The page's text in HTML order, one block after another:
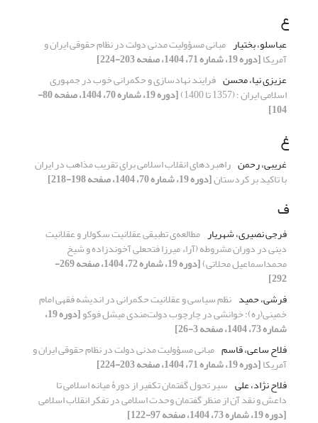
ع
عباسلو، بختیار مبانی مسؤولیت مدنی دولت در نظام حقوقی ایران و
آمریکا[دوره 19، شماره 71، 1404، صفحه 203-224]
عزیزی نیا، محسن فرایند نهادسازی و حکمرانی خوب در جمهوری
اسلامی ایران ؛ (1357 تا 1400) [دوره 19، شماره 70، 1404، صفحه 80-
104]
غ
غریبی، رحمن راهبردهای انقلاب اسلامی برای تقریب مذاهب در ایران
با تاکید بر کردستان[دوره 19، شماره 70، 1404، صفحه 198-218]
ف
فرجی نصیری، شهریار مطالعه‌ی تطبیقی عقلانیت سکولار و عقلانیت
دینی در دوران مشروطه (آراء میرزا فتحعلی آخوندزاده و شیخ
محمداسماعیل محلاتی) [دوره 19، شماره 72، 1404، صفحه 269-
292]
فرشی، حمید نظم سیاسی و عقلانیت حکمرانی در اندیشه فقهی امام
خمینی(ره): خوانشی در چارچوب دولت‌مندی میشل فوکو [دوره 19،
شماره 73، 1404، صفحه 3-26]
فلاح ساعی، قاسم مبانی مسؤولیت مدنی دولت در نظام حقوقی ایران و
آمریکا[دوره 19، شماره 71، 1404، صفحه 203-224]
فلاح نژاد، علی سیر تحول گفتمان تکفیر از دورۀ میانه اسلامی تا
داعش و نقد آن از منظر گفتمان وحدت اسلامی در تفکر انقلاب اسلامی
[دوره 19، شماره 73، 1404، صفحه 97-122]